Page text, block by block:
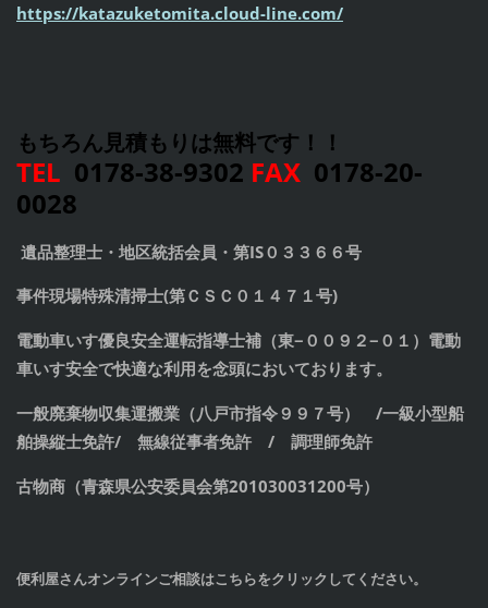
https://katazuketomita.cloud-line.com/
もちろん見積もりは無料です！！
TEL 0178-38-9302 FAX 0178-20-
0028
遺品整理士・ 地区統括会員・第IS０３３６６号
事件現場特殊清掃士(第ＣＳＣ０１４７１号)
電動車いす優良安全運転指導士補（東−００９２−０１）電動
車いす安全で快適な利用を念頭においております。
一般廃棄物収集運搬業（八戸市指令９９７号） /一級小型船
舶操縦士免許/ 無線従事者免許 / 調理師免許
古物商（青森県公安委員会第201030031200号）
便利屋さんオンラインご相談はこちらをクリックしてください。